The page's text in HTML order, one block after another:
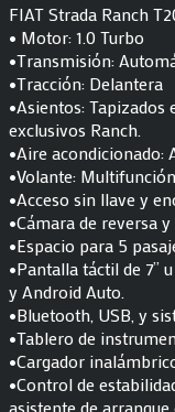
FIAT Strada Ranch
• Motor: 1.0 Turbo
•Transmisión:
•Tracción: Delantera
•Asientos: Tapizados
exclusivos Ranch.
•Aire acondicionado:
•Volante:
•Acceso sin llave y
•Cámara de reversa
•Espacio para 5
•Pantalla táctil de 7”
y Android Auto.
•Bluetooth, USB, y
•Tablero de
•Cargador
•Control de
asistente de